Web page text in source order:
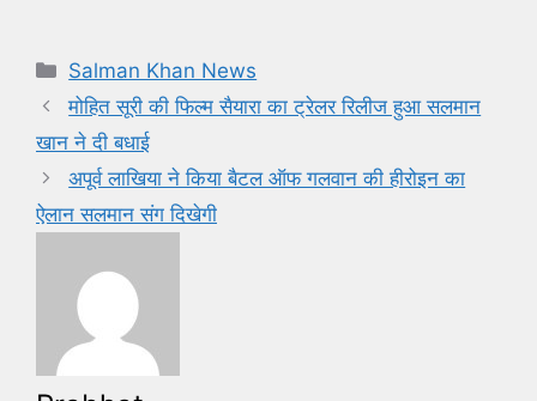
e
b
o
o
k
er l
Categories
Salman Khan News
मोहित सूरी की फिल्म सैयारा का ट्रेलर रिलीज हुआ सलमान
खान ने दी बधाई
अपूर्व लाखिया ने किया बैटल ऑफ गलवान की हीरोइन का
ऐलान सलमान संग दिखेगी